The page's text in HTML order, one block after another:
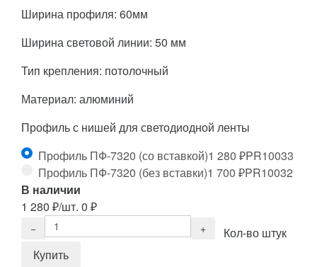
Ширина профиля: 60мм
Ширина световой линии: 50 мм
Тип крепления: потолочный
Материал: алюминий
Профиль с нишей для светодиодной ленты
Профиль ПФ-7320 (со вставкой)1 280 ₽PR10033
Профиль ПФ-7320 (без вставки)1 700 ₽PR10032
В наличии
1 280 ₽/шт. 0 ₽
Кол-во штук